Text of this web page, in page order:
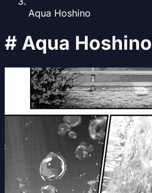
Aqua Hoshino
# Aqua Hoshino